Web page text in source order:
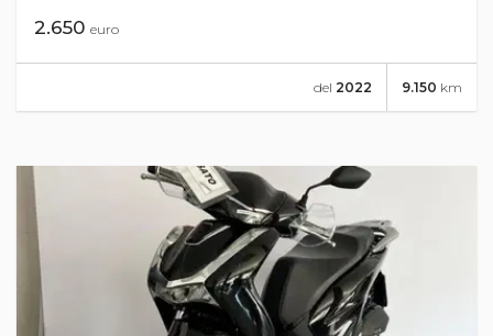
2.650 euro
9.150 km
del 2022